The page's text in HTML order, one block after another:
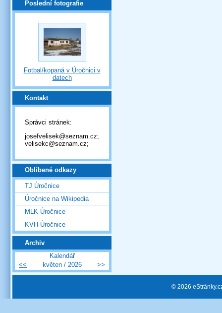
Poslední fotografie
Fotbal/kopaná v Úročnici v
datech
Kontakt
Správci stránek:
josefvelisek@seznam.cz;
velisekc@seznam.cz;
Oblíbené odkazy
TJ Úročnice
Úročnice na Wikipedia
MLK Úročnice
KVH Úročnice
Archiv
Kalendář
<<
květen / 2026 >>
© 2026